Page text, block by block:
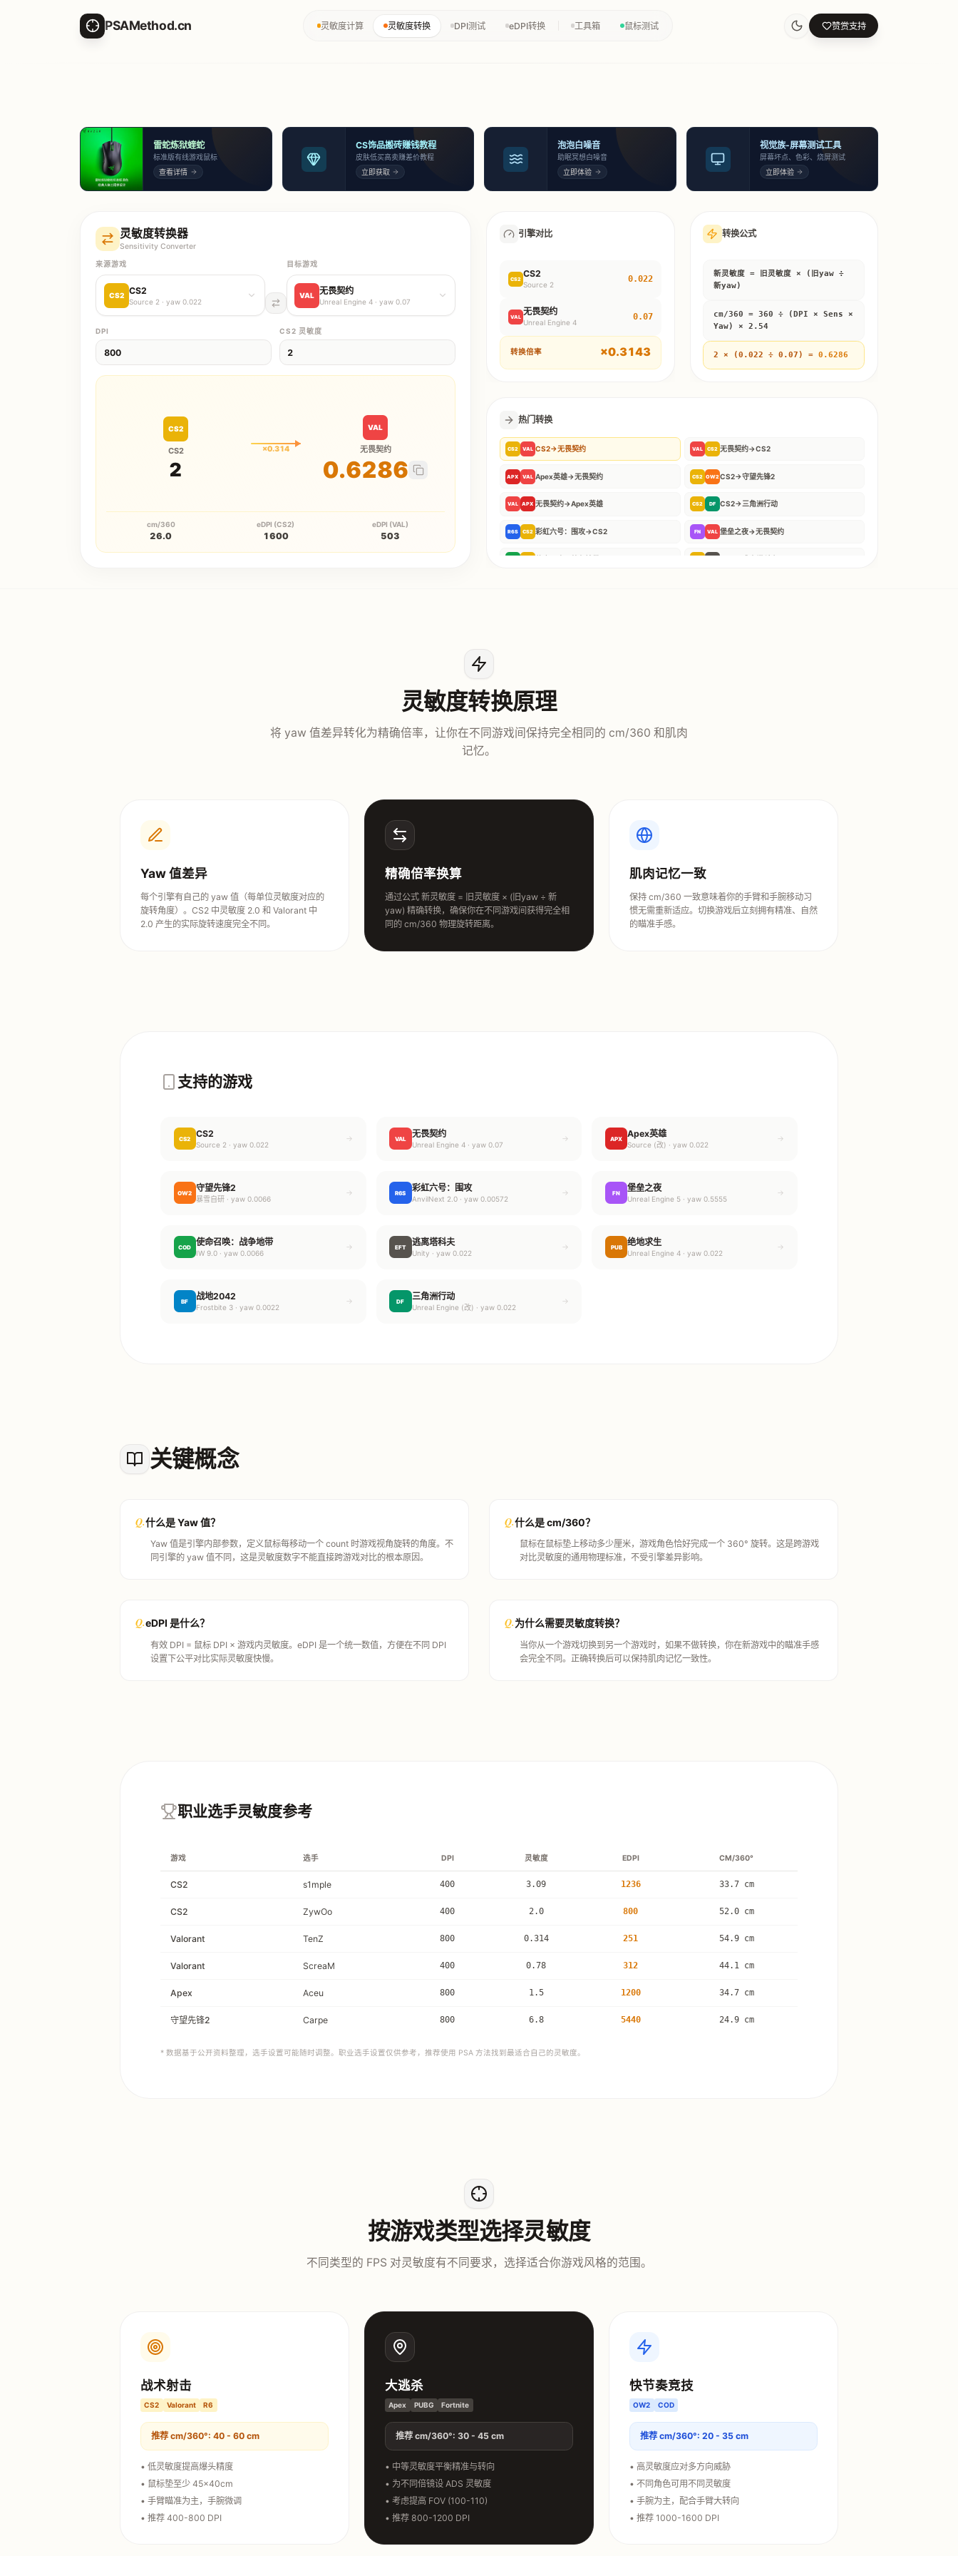
PSAMethod.cn 灵敏度计算 灵敏度转换 DPI测试 eDPI转换 工具箱 鼠标测试 赞赏支持
雷蛇炼狱蝰蛇
标准版有线游戏鼠标
查看详情
CS饰品搬砖赚钱教程
皮肤低买高卖赚差价教程
立即获取
泡泡白噪音
助眠冥想白噪音
立即体验
视觉族-屏幕测试工具
屏幕坏点、色彩、烧屏测试
立即体验
灵敏度转换器
Sensitivity Converter
来源游戏
CS2 CS2
Source 2 · yaw 0.022
目标游戏
VAL 无畏契约
Unreal Engine 4 · yaw0.07
DPI CS2 灵敏度
CS2
CS2
2
×0.314
VAL
无畏契约
0.6286
cm/360
26.0
eDPI (CS2)
1600
eDPI (VAL)
503
引擎对比
CS2 CS2
Source 2
0.022
VAL 无畏契约
Unreal Engine 4
0.07
转换倍率 ×0.3143
转换公式
新灵敏度 = 旧灵敏度 × (旧yaw ÷
新yaw)
cm/360 = 360 ÷ (DPI × Sens ×
Yaw) × 2.54
2 × (0.022 ÷0.07) =0.6286
热门转换
CS2 VAL CS2→无畏契约 VAL CS2 无畏契约→CS2
APX VAL Apex英雄→无畏契约 CS2 OW2CS2→守望先锋2
VAL APX 无畏契约→Apex英雄 CS2 DF CS2→三角洲行动
R6S CS2 彩虹六号：围攻→CS2 FN VAL 堡垒之夜→无畏契约
灵敏度转换原理
将 yaw 值差异转化为精确倍率，让你在不同游戏间保持完全相同的 cm/360 和肌肉
记忆。
Yaw 值差异
每个引擎有自己的 yaw 值（每单位灵敏度对应的
旋转角度）。CS2 中灵敏度 2.0 和 Valorant 中
2.0 产生的实际旋转速度完全不同。
精确倍率换算
通过公式 新灵敏度 = 旧灵敏度 × (旧yaw ÷ 新
yaw) 精确转换，确保你在不同游戏间获得完全相
同的 cm/360 物理旋转距离。
肌肉记忆一致
保持 cm/360 一致意味着你的手臂和手腕移动习
惯无需重新适应。切换游戏后立刻拥有精准、自然
的瞄准手感。
支持的游戏
CS2 CS2
Source 2 · yaw 0.022
→ VAL 无畏契约
Unreal Engine 4 · yaw 0.07
→ APX Apex英雄
Source (改) · yaw 0.022
→
OW2 守望先锋2
暴雪自研 · yaw 0.0066
→ R6S 彩虹六号：围攻
AnvilNext 2.0 · yaw 0.00572
→ FN 堡垒之夜
Unreal Engine 5 · yaw 0.5555
→
COD 使命召唤：战争地带
IW 9.0 · yaw 0.0066
→ EFT 逃离塔科夫
Unity · yaw 0.022
→ PUB 绝地求生
Unreal Engine 4 · yaw 0.022
→
BF 战地2042
Frostbite 3 · yaw 0.0022
→ DF 三角洲行动
Unreal Engine (改) · yaw 0.022
→
关键概念
Q.什么是 Yaw 值？
Yaw 值是引擎内部参数，定义鼠标每移动一个 count 时游戏视角旋转的角度。不
同引擎的 yaw 值不同，这是灵敏度数字不能直接跨游戏对比的根本原因。
Q.什么是 cm/360？
鼠标在鼠标垫上移动多少厘米，游戏角色恰好完成一个 360° 旋转。这是跨游戏
对比灵敏度的通用物理标准，不受引擎差异影响。
Q.eDPI 是什么？
有效 DPI = 鼠标 DPI × 游戏内灵敏度。eDPI 是一个统一数值，方便在不同 DPI
设置下公平对比实际灵敏度快慢。
Q.为什么需要灵敏度转换？
当你从一个游戏切换到另一个游戏时，如果不做转换，你在新游戏中的瞄准手感
会完全不同。正确转换后可以保持肌肉记忆一致性。
职业选手灵敏度参考
游戏 选手 DPI 灵敏度 EDPI CM/360°
CS2 s1mple 400 3.09 1236 33.7 cm
CS2 ZywOo 400 2.0 800 52.0 cm
Valorant TenZ 800 0.314 251 54.9 cm
Valorant ScreaM 400 0.78 312 44.1 cm
Apex Aceu 800 1.5 1200 34.7 cm
守望先锋2 Carpe 800 6.8 5440 24.9 cm
* 数据基于公开资料整理，选手设置可能随时调整。职业选手设置仅供参考，推荐使用 PSA 方法找到最适合自己的灵敏度。
按游戏类型选择灵敏度
不同类型的 FPS 对灵敏度有不同要求，选择适合你游戏风格的范围。
战术射击
CS2 Valorant R6
推荐 cm/360°: 40 - 60 cm
• 低灵敏度提高爆头精度
• 鼠标垫至少 45×40cm
• 手臂瞄准为主，手腕微调
• 推荐 400-800 DPI
大逃杀
Apex PUBG Fortnite
推荐 cm/360°: 30 - 45 cm
• 中等灵敏度平衡精准与转向
• 为不同倍镜设 ADS 灵敏度
• 考虑提高 FOV (100-110)
• 推荐 800-1200 DPI
快节奏竞技
OW2 COD
推荐 cm/360°: 20 - 35 cm
• 高灵敏度应对多方向威胁
• 不同角色可用不同灵敏度
• 手腕为主，配合手臂大转向
• 推荐 1000-1600 DPI